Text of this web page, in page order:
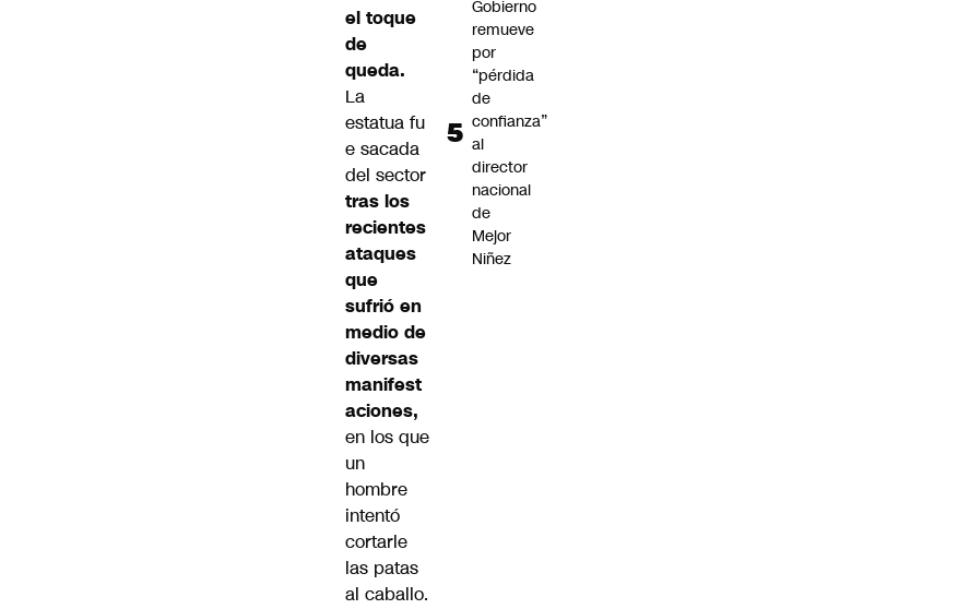
el toque
de
queda.
La
estatua fu
e sacada
del sector
tras los
recientes
ataques
que
sufrió en
medio de
diversas
manifest
aciones,
en los que
un
hombre
intentó
cortarle
las patas
al caballo.
Gobierno
remueve
por
“pérdida
de
confianza”
al
director
nacional
de
Mejor
Niñez